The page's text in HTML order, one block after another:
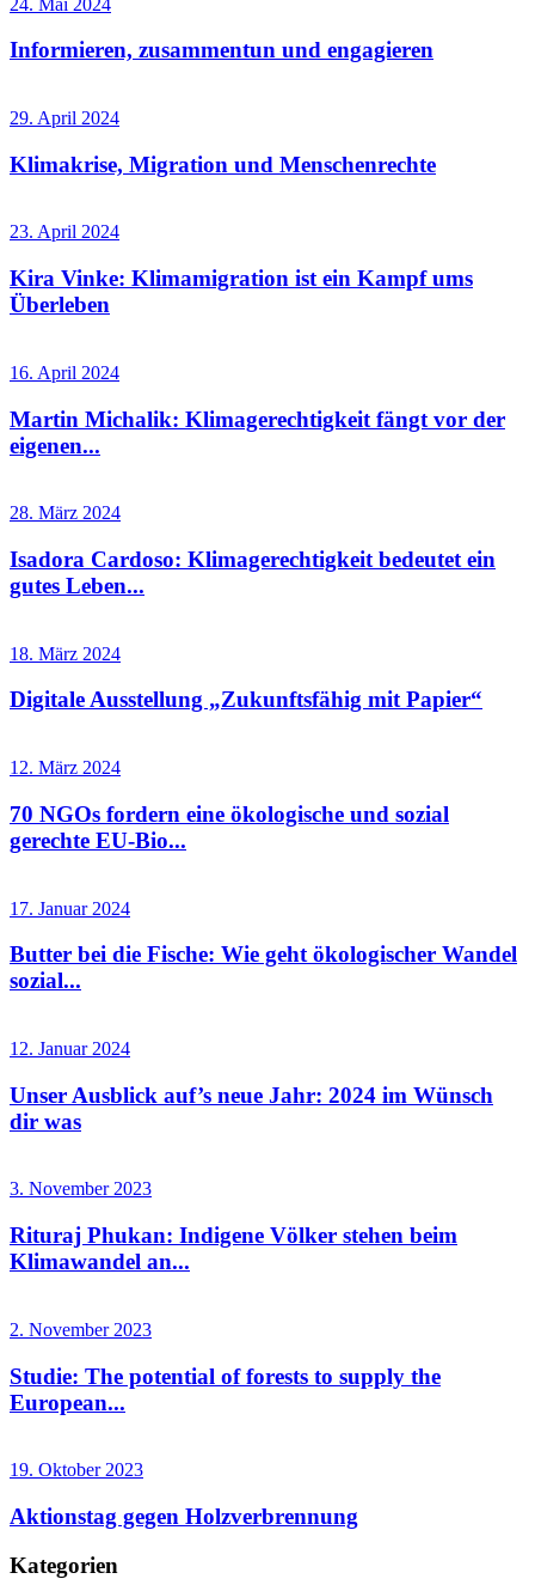
Informieren, zusammentun und engagieren
29. April 2024
Klimakrise, Migration und Menschenrechte
23. April 2024
Kira Vinke: Klimamigration ist ein Kampf ums
Überleben
16. April 2024
Martin Michalik: Klimagerechtigkeit fängt vor der
eigenen...
28. März 2024
Isadora Cardoso: Klimagerechtigkeit bedeutet ein
gutes Leben...
18. März 2024
Digitale Ausstellung „Zukunftsfähig mit Papier“
12. März 2024
70 NGOs fordern eine ökologische und sozial
gerechte EU-Bio...
17. Januar 2024
Butter bei die Fische: Wie geht ökologischer Wandel
sozial...
12. Januar 2024
Unser Ausblick auf’s neue Jahr: 2024 im Wünsch
dir was
3. November 2023
Rituraj Phukan: Indigene Völker stehen beim
Klimawandel an...
2. November 2023
Studie: The potential of forests to supply the
European...
19. Oktober 2023
Aktionstag gegen Holzverbrennung
Kategorien